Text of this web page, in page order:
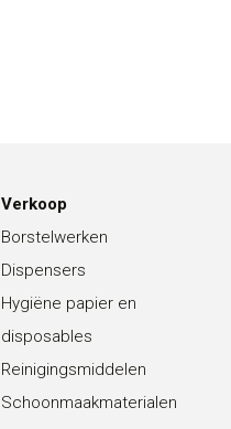
Verkoop
Borstelwerken
Dispensers
Hygiëne papier en
disposables
Reinigingsmiddelen
Schoonmaakmaterialen